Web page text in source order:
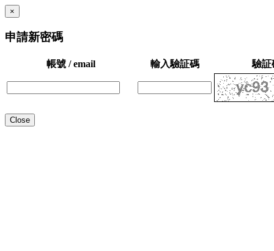
×
申請新密碼
帳號 / email 輸入驗証碼 驗証
Close